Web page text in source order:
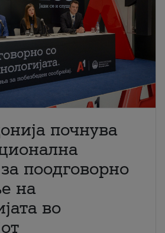
почнува
поодговорно
на
во